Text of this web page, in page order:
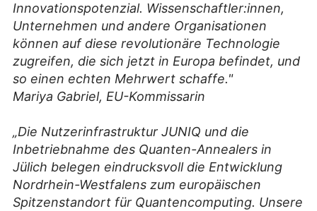
Innovationspotenzial. Wissenschaftler:innen,
Unternehmen und andere Organisationen
können auf diese revolutionäre Technologie
zugreifen, die sich jetzt in Europa befindet, und
so einen echten Mehrwert schaffe."
Mariya Gabriel, EU-Kommissarin
„Die Nutzerinfrastruktur JUNIQ und die
Inbetriebnahme des Quanten-Annealers in
Jülich belegen eindrucksvoll die Entwicklung
Nordrhein-Westfalens zum europäischen
Spitzenstandort für Quantencomputing. Unsere